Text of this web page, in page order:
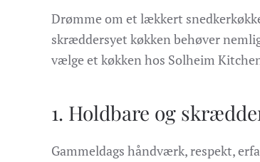
Drømme om et lækkert
skræddersyet køkken behøver
vælge et køkken hos Solheim
1. Holdbare og
Gammeldags håndværk, respekt,